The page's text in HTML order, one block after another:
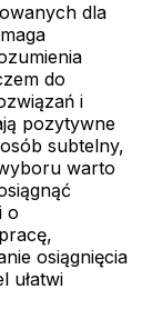
dla
do
i
pozytywne
subtelny,
warto
o
osiągnięcia
ułatwi